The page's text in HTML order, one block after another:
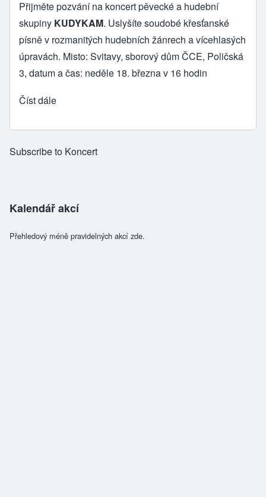
Přijměte pozvání na koncert pěvecké a hudební
skupiny KUDYKAM. Uslyšíte soudobé křesťanské
písně v rozmanitých hudebních žánrech a vícehlasých
úpravách. Misto: Svitavy, sborový dům ČCE, Poličská
3, datum a čas: neděle 18. března v 16 hodin
Číst dále
Subscribe to Koncert
Kalendář akcí
Přehledový méně pravidelných akcí zde.